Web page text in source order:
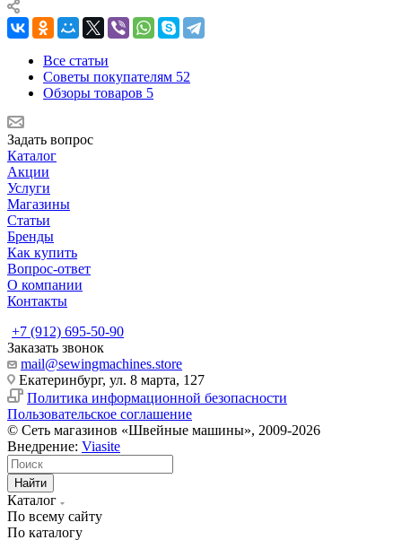
Все статьи
Советы покупателям 52
Обзоры товаров 5
Задать вопрос
Каталог
Акции
Услуги
Магазины
Статьи
Бренды
Как купить
Вопрос-ответ
О компании
Контакты
+7 (912) 695-50-90
Заказать звонок
mail@sewingmachines.store
Екатеринбург, ул. 8 марта, 127
Политика информационной безопасности
Пользовательское соглашение
© Сеть магазинов «Швейные машины», 2009-2026
Внедрение: Viasite
Найти
Каталог
По всему сайту
По каталогу